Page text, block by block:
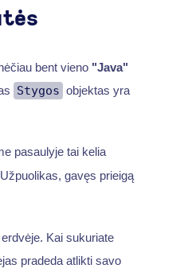
bent vieno "Java"
Stygos objektas yra
pasaulyje tai kelia
gavęs prieigą
Kai sukuriate
pradeda atlikti savo